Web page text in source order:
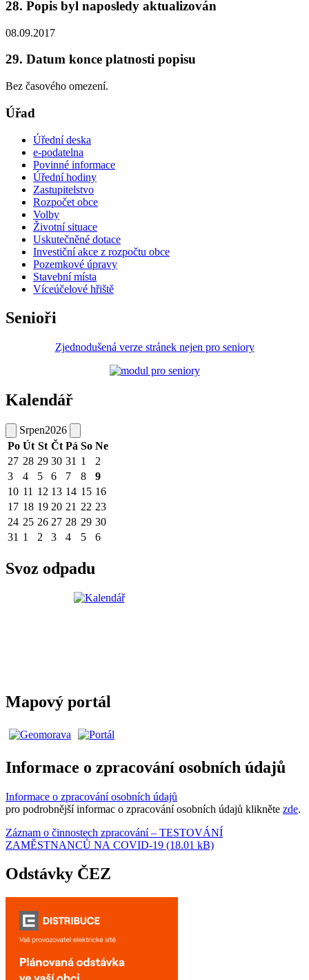
28. Popis byl naposledy aktualizován
08.09.2017
29. Datum konce platnosti popisu
Bez časového omezení.
Úřad
Úřední deska
e-podatelna
Povinné informace
Úřední hodiny
Zastupitelstvo
Rozpočet obce
Volby
Životní situace
Uskutečněné dotace
Investiční akce z rozpočtu obce
Pozemkové úpravy
Stavební místa
Víceúčelové hřiště
Senioři
Zjednodušená verze stránek nejen pro seniory
Kalendář
Srpen2026
Po Út St Čt Pá So Ne
27 28 29 30 31 1
2
3
4 5 6 7 8
9
10 11 12 13 14 15 16
17 18 19 20 21 22 23
24 25 26 27 28 29 30
31 1 2 3 4 5 6
Svoz odpadu
Mapový portál
Informace o zpracování osobních údajů
Informace o zpracování osobních údajů
pro podrobnější informac o zpracování osobních údajů klikněte zde.
Záznam o činnostech zpracování – TESTOVÁNÍ
ZAMĚSTNANCŮ NA COVID-19 (18.01 kB)
Odstávky ČEZ